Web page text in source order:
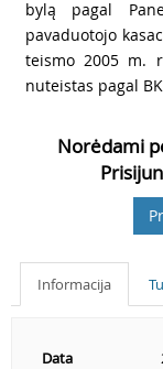
bylą pagal
pavaduotojo
teismo 2005 m.
nuteistas pagal
Norėdami
Informacija
Data